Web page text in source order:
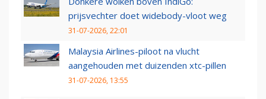
prijsvechter doet widebody-vloot weg
31-07-2026, 22:01
Malaysia Airlines-piloot na vlucht
aangehouden met duizenden xtc-pillen
31-07-2026, 13:55